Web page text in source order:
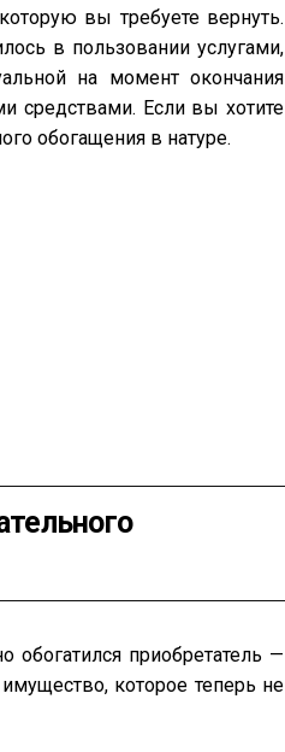
вы требуете вернуть.
в пользовании услугами,
на момент окончания
средствами. Если вы хотите
обогащения в натуре.
обогатился приобретатель —
которое теперь не